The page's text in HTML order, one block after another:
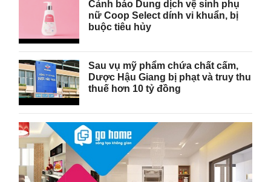
Cảnh báo Dung dịch vệ sinh phụ
nữ Coop Select dính vi khuẩn, bị
buộc tiêu hủy
Sau vụ mỹ phẩm chứa chất cấm,
Dược Hậu Giang bị phạt và truy thu
thuế hơn 10 tỷ đồng